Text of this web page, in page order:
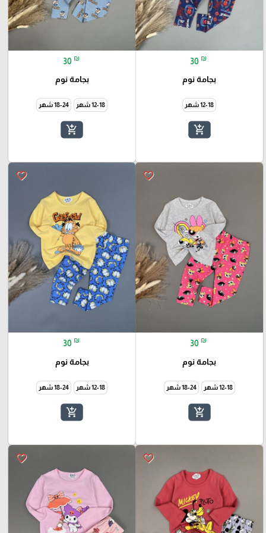
30 ₪
بجامة نوم
12-18 شهر
add_shopping_cart
30 ₪
بجامة نوم
12-18 شهر 18-24 شهر
add_shopping_cart
favorite_border
30 ₪
بجامة نوم
12-18 شهر 18-24 شهر
add_shopping_cart
favorite_border
30 ₪
بجامة نوم
12-18 شهر 18-24 شهر
add_shopping_cart
favorite_border
favorite_border